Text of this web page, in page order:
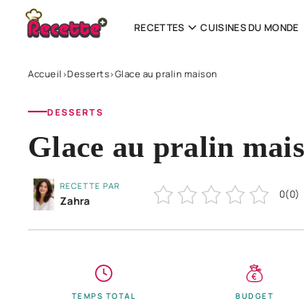
RECETTES CUISINES DU MONDE
Accueil ›Desserts›Glace au pralin maison
DESSERTS
Glace au pralin
RECETTE PAR
Zahra 0(0)
TEMPS TOTAL BUDGET